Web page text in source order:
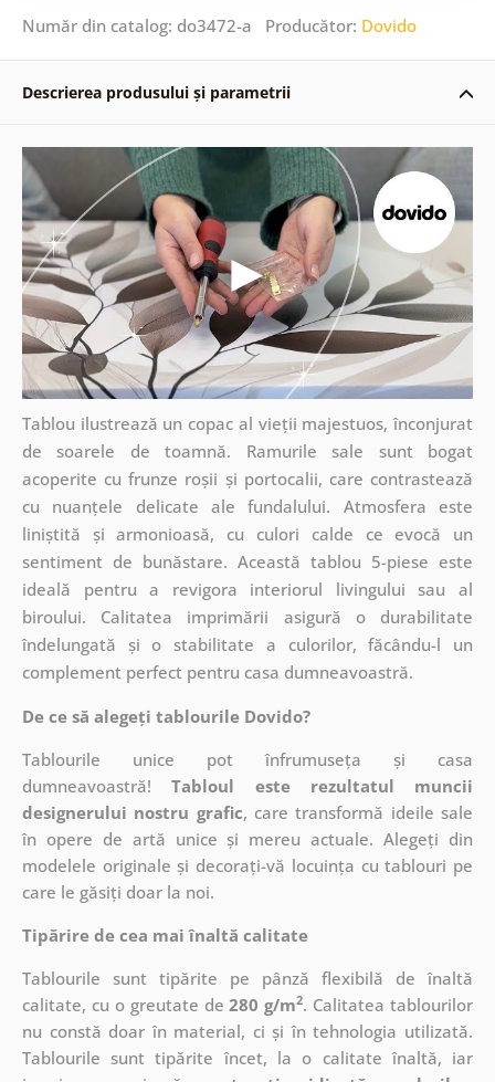
Număr din catalog: do3472-a Producător: Dovido
Descrierea produsului și parametrii
Tablou ilustrează un copac al vieții majestuos, înconjurat
de soarele de toamnă. Ramurile sale sunt bogat
acoperite cu frunze roșii și portocalii, care contrastează
cu nuanțele delicate ale fundalului. Atmosfera este
liniștită și armonioasă, cu culori calde ce evocă un
sentiment de bunăstare. Această tablou 5-piese este
ideală pentru a revigora interiorul livingului sau al
biroului. Calitatea imprimării asigură o durabilitate
îndelungată și o stabilitate a culorilor, făcându-l un
complement perfect pentru casa dumneavoastră.
De ce să alegeți tablourile Dovido?
Tablourile unice pot înfrumuseța și casa
dumneavoastră!Tabloul este rezultatul muncii
designerului nostru grafic, caretransformă ideile sale
în opere de artă unice și mereu actuale. Alegeți din
modelele originale și decorați-vă locuința cu tablouri pe
care le găsiți doar la noi.
Tipărire de cea mai înaltă calitate
Tablourile sunt tipărite pe pânză flexibilă de înaltă
calitate, cu o greutate de280 g/m2. Calitatea tablourilor
nu constă doar în material, ci și în tehnologia utilizată.
Tablourile sunt tipărite încet, la o calitate înaltă, iar